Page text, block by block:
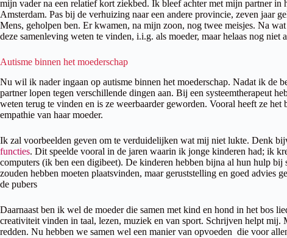
mijn vader na een relatief kort ziekbed. Ik bleef achter met mijn partner
Amsterdam. Pas bij de verhuizing naar een andere provincie, zeven jaar
Mens, geholpen ben. Er kwamen, na mijn zoon, nog twee meisjes. Na
deze samenleving weten te vinden, i.i.g. als moeder, maar helaas nog niet
Autisme binnen het moederschap
Nu wil ik nader ingaan op autisme binnen het moederschap. Nadat ik
partner lopen tegen verschillende dingen aan. Bij een systeemtherapeut
weten terug te vinden en is ze weerbaarder geworden. Vooral heeft ze
empathie van haar moeder.
Ik zal voorbeelden geven om te verduidelijken wat mij niet lukte. Denk
functies. Dit speelde vooral in de jaren waarin ik jonge kinderen had; ik
computers (ik ben een digibeet). De kinderen hebben bijna al hun hulp
zouden hebben moeten plaatsvinden, maar geruststelling en goed
de pubers
Daarnaast ben ik wel de moeder die samen met kind en hond in het bos
creativiteit vinden in taal, lezen, muziek en van sport. Schrijven helpt
redden. Nu hebben we samen wel een manier van opvoeden die voor